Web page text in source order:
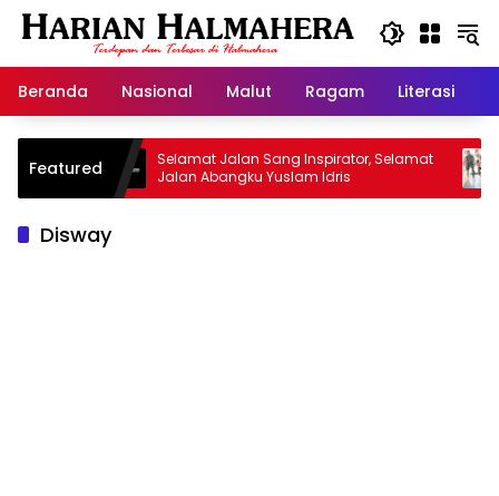
Langsung
Beranda
Nasional Malut Ragam Literasi
FeaturedSelamat Jalan Sang Inspirator, Selamat
Jalan Abangku Yuslam Idris
Disway